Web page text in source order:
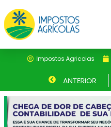
para
Impostos Agricolas
Anterior
ANTERIOR